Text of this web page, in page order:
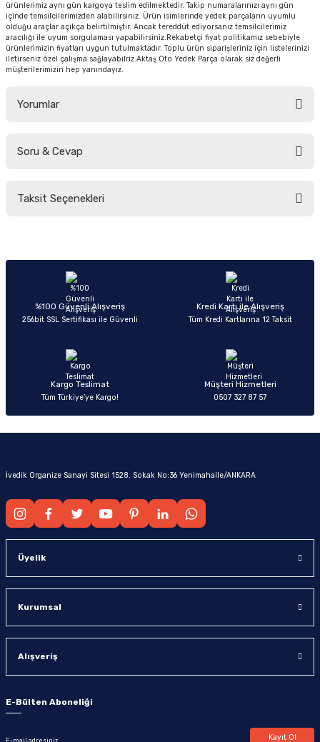
ürünlerimiz aynı gün kargoya teslim edilmektedir. Takip numaralarınızı aynı gün
içinde temsilcilerimizden alabilirsiniz. Ürün isimlerinde yedek parçaların uyumlu
olduğu araçlar açıkça belirtilmiştir. Ancak tereddüt ediyorsanız temsilcilerimiz
aracılığı ile uyum sorgulaması yapabilirsiniz.Rekabetçi fiyat politikamız sebebiyle
ürünlerimizin fiyatları uygun tutulmaktadır. Toplu ürün siparişleriniz için listelerinizi
iletirseniz özel çalışma sağlayabilriz.Aktaş Oto Yedek Parça olarak siz değerli
müşterilerimizin hep yanındayız.
Yorumlar
Soru & Cevap
Taksit Seçenekleri
%100 Güvenli Alışveriş
256bit SSL Sertifikası ile Güvenli
Kredi Kartı ile Alışveriş
Tüm Kredi Kartlarına 12 Taksit
Kargo Teslimat
Tüm Türkiye’ye Kargo!
Müşteri Hizmetleri
0507 327 87 57
İvedik Organize Sanayi Sitesi 1528. Sokak No:36 Yenimahalle/ANKARA
Üyelik
Kurumsal
Alışveriş
E-Bülten Aboneliği
Kayıt Ol